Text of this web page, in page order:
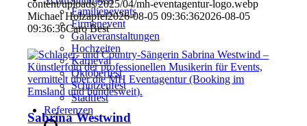
Familienevents
Firmenevent
Galaveranstaltungen
Hochzeiten
Karneval
Oktoberfest
Schützenfest
Stadtfest
Referenzen
content/uploads/2025/04/mh-eventagentur-logo.webp
Michael Holzäpfel2026-08-05 09:36:362026-08-05
09:36:36Caro Best
Sabrina Westwind